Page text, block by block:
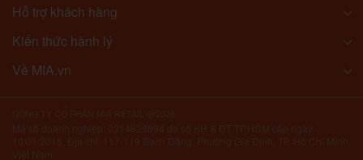
Hỗ trợ khách hàng
Kiến thức hành lý
Về MIA.vn